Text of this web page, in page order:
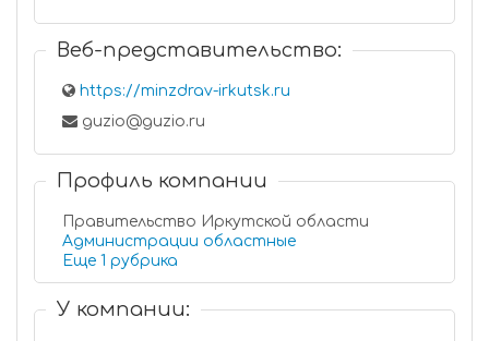
Веб-представительство:
https://minzdrav-irkutsk.ru
guzio@guzio.ru
Профиль компании
Правительство Иркутской области
Администрации областные
Еще 1 рубрика
У компании: